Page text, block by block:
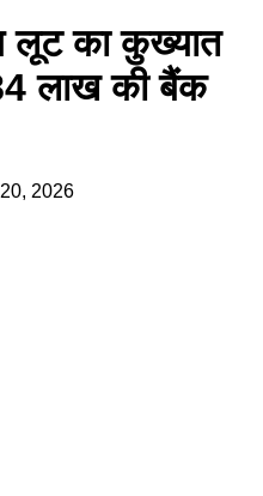
लूट का कुख्यात
लाख की बैंक
2026